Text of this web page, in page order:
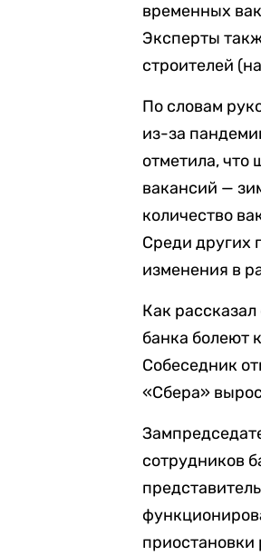
временных
Эксперты
строителей
По словам
из-за
отметила,
вакансий —
количество
Среди других
изменения в
Как
банка болеют
Собеседник
«Сбера»
сотрудников
приостановки